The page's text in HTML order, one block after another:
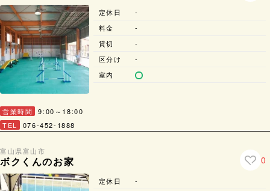
営業時間
9:00～18:00
TEL
076-452-1888
定休日
-
料金
-
貸切
-
区分け
-
室内
富山県富山市
ボクくんのお家 0
定休日
-